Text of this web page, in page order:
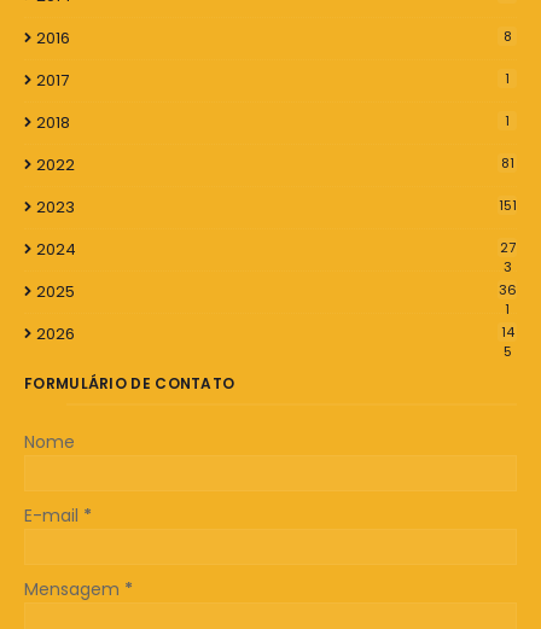
2016 8
2017 1
2018 1
2022 81
2023 151
2024
27
3
2025
36
1
2026
14
5
FORMULÁRIO DE CONTATO
Nome
E-mail *
Mensagem *